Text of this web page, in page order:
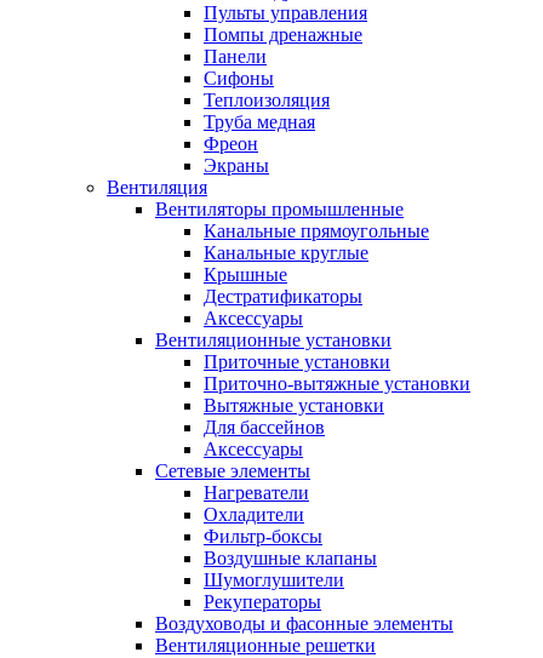
Пульты управления
Помпы дренажные
Панели
Сифоны
Теплоизоляция
Труба медная
Фреон
Экраны
Вентиляция
Вентиляторы промышленные
Канальные прямоугольные
Канальные круглые
Крышные
Дестратификаторы
Аксессуары
Вентиляционные установки
Приточные установки
Приточно-вытяжные установки
Вытяжные установки
Для бассейнов
Аксессуары
Сетевые элементы
Нагреватели
Охладители
Фильтр-боксы
Воздушные клапаны
Шумоглушители
Рекуператоры
Воздуховоды и фасонные элементы
Вентиляционные решетки